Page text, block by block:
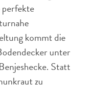
perfekte
kommt die
unter
Statt
zu